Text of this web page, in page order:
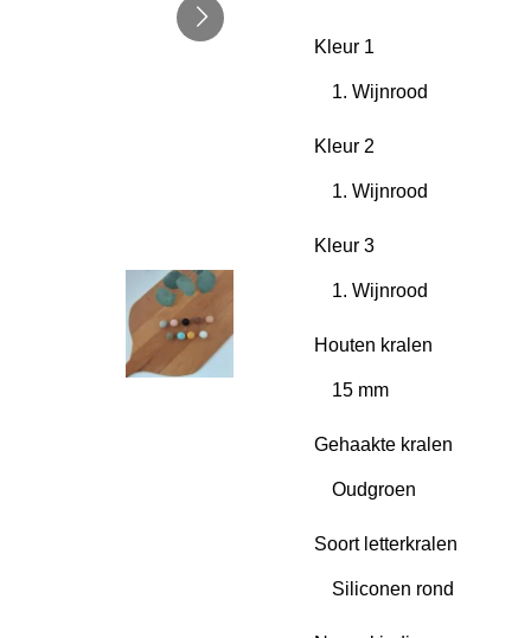
Kleur 1
Kleur 2
Kleur 3
Houten kralen
Gehaakte kralen
Soort letterkralen